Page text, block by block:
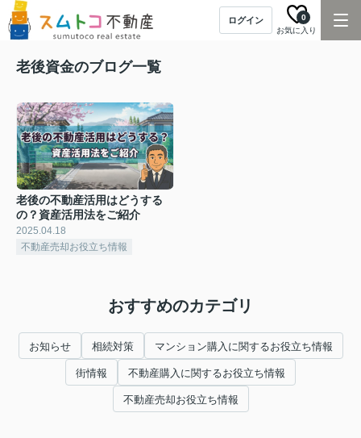
ログイン
お気に入り
0
老後資金のブログ一覧
老後の不動産活用はどうする
の？資産活用法をご紹介
2025.04.18
不動産売却お役立ち情報
おすすめのカテゴリ
お知らせ 相続対策 マンション購入に関するお役立ち情報
街情報 不動産購入に関するお役立ち情報
不動産売却お役立ち情報